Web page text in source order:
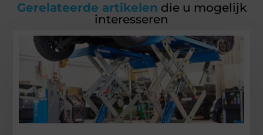
Gerelateerde artikelen die u mogelijk
interesseren